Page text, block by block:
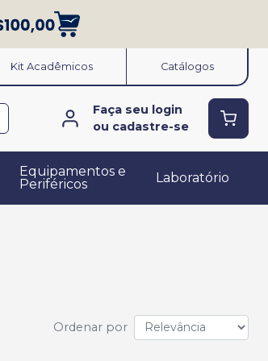
Kit Acadêmicos Catálogos
Faça seu login
ou cadastre-se
Equipamentos e
Periféricos
Laboratório
Ordenar por